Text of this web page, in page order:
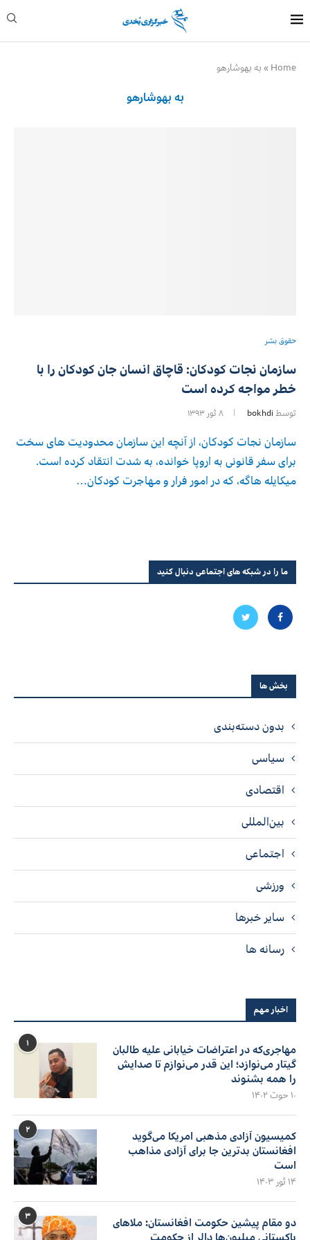
Home
» به بهوشارهو
به بهوشارهو
حقوق بشر
سازمان نجات کودکان: قاچاق انسان جان کودکان را با
خطر مواجه کرده است
توسط bokhdi ۸ ثور ۱۳۹۳
سازمان نجات کودکان٬ از آنچه این سازمان محدودیت های سخت
برای سفر قانونی به اروپا خوانده٬ به شدت انتقاد کرده است.
میکایله هاگه٬ که در امور فرار و مهاجرت کودکان…
ما را در شبکه های اجتماعی دنبال کنید
بخش ها
بدون دسته‌بندی
سیاسی
اقتصادی
بین‌المللی
اجتماعی
ورزشی
سایر خبرها
رسانه ها
اخبار مهم
۱
مهاجری‌که در اعتراضات خیابانی علیه طالبان
گیتار می‌نوازد؛ این قدر می‌نوازم تا صدایش
را همه بشنوند
۱۰ حوت ۱۴۰۲
۲
کمیسیون آزادی مذهبی امریکا می‌گوید
افغانستان بدترین جا برای آزادی مذاهب
است
۱۴ ثور ۱۴۰۳
۳
دو مقام پیشین حکومت افغانستان: ملاهای